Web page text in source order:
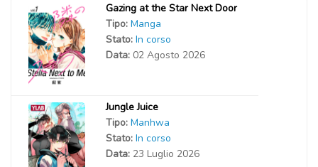
Gazing at the Star Next Door
Tipo: Manga
Stato: In corso
Data: 02 Agosto 2026
Jungle Juice
Tipo: Manhwa
Stato: In corso
Data: 23 Luglio 2026